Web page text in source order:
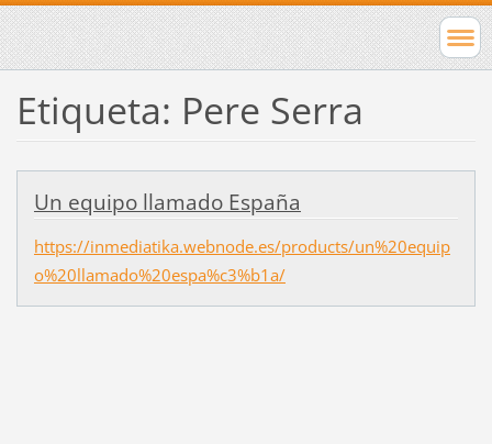
Etiqueta: Pere Serra
Un equipo llamado España
https://inmediatika.webnode.es/products/un%20equip
o%20llamado%20espa%c3%b1a/